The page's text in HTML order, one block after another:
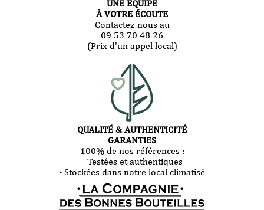
UNE ÉQUIPE
À VOTRE ÉCOUTE
Contactez-nous au
09 53 70 48 26
(Prix d'un appel local)
QUALITÉ & AUTHENTICITÉ
GARANTIES
100% de nos références :
- Testées et authentiques
- Stockées dans notre local climatisé